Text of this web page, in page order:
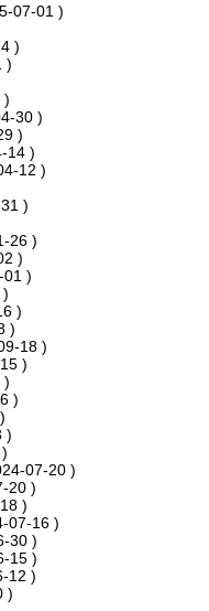
07-01 )
)
)
)
30 )
)
14 )
12 )
)
26 )
)
)
)
)
18 )
)
)
)
)
07-20 )
20 )
)
07-16 )
30 )
15 )
12 )
)